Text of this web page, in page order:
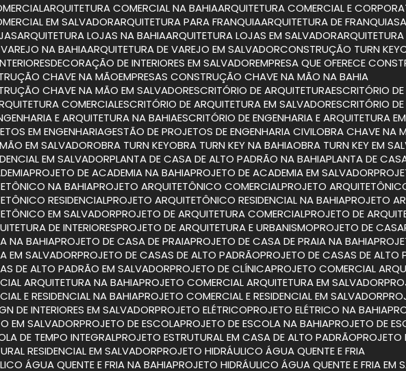
ARQUITETURA COMERCIAL NA BAHIA ARQUITETURA COMERCIAL E
EM SALVADOR ARQUITETURA PARA FRANQUIA ARQUITETURA DE FRANQUIAS
ARQUITETURA LOJAS NA BAHIA ARQUITETURA LOJAS EM SALVADOR
VAREJO NA BAHIA ARQUITETURA DE VAREJO EM SALVADOR CONSTRUÇÃO TURN KEY
DECORAÇÃO DE INTERIORES EM SALVADOR EMPRESA QUE OFERECE
CHAVE NA MÃO EMPRESAS CONSTRUÇÃO CHAVE NA MÃO NA BAHIA
CHAVE NA MÃO EM SALVADOR ESCRITÓRIO DE ARQUITETURA ESCRITÓRIO
COMERCIAL ESCRITÓRIO DE ARQUITETURA EM SALVADOR ESCRITÓRIO
E ARQUITETURA NA BAHIA ESCRITÓRIO DE ENGENHARIA E ARQUITETURA
EM ENGENHARIA GESTÃO DE PROJETOS DE ENGENHARIA CIVIL OBRA CHAVE NA
EM SALVADOR OBRA TURN KEY OBRA TURN KEY NA BAHIA OBRA TURN KEY EM
EM SALVADOR PLANTA DE CASA DE ALTO PADRÃO NA BAHIA PLANTA DE
PROJETO DE ACADEMIA NA BAHIA PROJETO DE ACADEMIA EM SALVADOR
NA BAHIA PROJETO ARQUITETÔNICO COMERCIAL PROJETO
RESIDENCIAL PROJETO ARQUITETÔNICO RESIDENCIAL NA BAHIA PROJETO
EM SALVADOR PROJETO DE ARQUITETURA COMERCIAL PROJETO DE
DE INTERIORES PROJETO DE ARQUITETURA E URBANISMO PROJETO DE CASA
NA BAHIA PROJETO DE CASA DE PRAIA PROJETO DE CASA DE PRAIA NA BAHIA
EM SALVADOR PROJETO DE CASAS DE ALTO PADRÃO PROJETO DE CASAS DE
DE ALTO PADRÃO EM SALVADOR PROJETO DE CLÍNICA PROJETO COMERCIAL
ARQUITETURA NA BAHIA PROJETO COMERCIAL ARQUITETURA EM SALVADOR
E RESIDENCIAL NA BAHIA PROJETO COMERCIAL E RESIDENCIAL EM SALVADOR
DE INTERIORES EM SALVADOR PROJETO ELÉTRICO PROJETO ELÉTRICO NA BAHIA
EM SALVADOR PROJETO DE ESCOLA PROJETO DE ESCOLA NA BAHIA PROJETO DE
DE TEMPO INTEGRAL PROJETO ESTRUTURAL EM CASA DE ALTO PADRÃO
RESIDENCIAL EM SALVADOR PROJETO HIDRÁULICO ÁGUA QUENTE E FRIA
ÁGUA QUENTE E FRIA NA BAHIA PROJETO HIDRÁULICO ÁGUA QUENTE E FRIA EM